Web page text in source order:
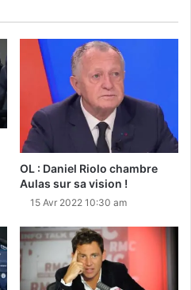
OL : Daniel Riolo chambre
Aulas sur sa vision !
15 Avr 2022 10:30 am